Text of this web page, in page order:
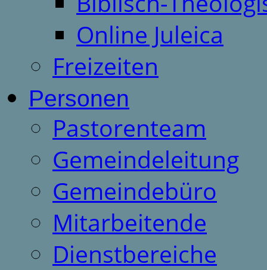
Online Juleica
Freizeiten
Personen
Pastorenteam
Gemeindeleitung
Gemeindebüro
Mitarbeitende
Dienstbereiche